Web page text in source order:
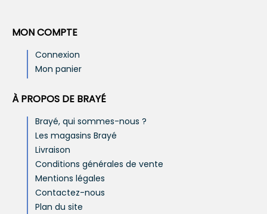
MON COMPTE
Connexion
Mon panier
À PROPOS DE BRAYÉ
Brayé, qui sommes-nous ?
Les magasins Brayé
Livraison
Conditions générales de vente
Mentions légales
Contactez-nous
Plan du site